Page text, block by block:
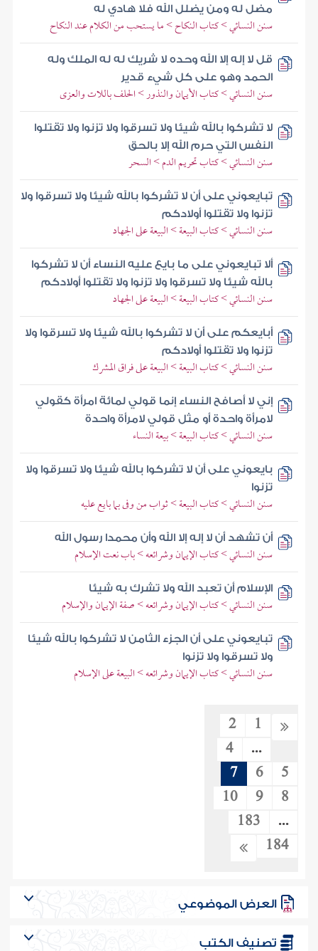
مضل له ومن يضلل الله فلا هادي له
سنن النسائي > كتاب النكاح > ما يستحب من الكلام عند النكاح
قل لا إله إلا الله وحده لا شريك له له الملك وله
الحمد وهو على كل شيء قدير
سنن النسائي > كتاب الأيمان والنذور > الحلف باللات والعزى
لا تشركوا بالله شيئا ولا تسرقوا ولا تزنوا ولا تقتلوا
النفس التي حرم الله إلا بالحق
سنن النسائي > كتاب تحريم الدم > السحر
تبايعوني على أن لا تشركوا بالله شيئا ولا تسرقوا ولا
تزنوا ولا تقتلوا أولادكم
سنن النسائي > كتاب البيعة > البيعة على الجهاد
ألا تبايعوني على ما بايع عليه النساء أن لا تشركوا
بالله شيئا ولا تسرقوا ولا تزنوا ولا تقتلوا أولادكم
سنن النسائي > كتاب البيعة > البيعة على الجهاد
أبايعكم على أن لا تشركوا بالله شيئا ولا تسرقوا ولا
تزنوا ولا تقتلوا أولادكم
سنن النسائي > كتاب البيعة > البيعة على فراق المشرك
إني لا أصافح النساء إنما قولي لمائة امرأة كقولي
لامرأة واحدة أو مثل قولي لامرأة واحدة
سنن النسائي > كتاب البيعة > بيعة النساء
بايعوني على أن لا تشركوا بالله شيئا ولا تسرقوا ولا
تزنوا
سنن النسائي > كتاب البيعة > ثواب من وفى بما بايع عليه
أن تشهد أن لا إله إلا الله وأن محمدا رسول الله
سنن النسائي > كتاب الإيمان وشرائعه > باب نعت الإسلام
الإسلام أن تعبد الله ولا تشرك به شيئا
سنن النسائي > كتاب الإيمان وشرائعه > صفة الإيمان والإسلام
تبايعوني على أن الجزء الثامن لا تشركوا بالله شيئا
ولا تسرقوا ولا تزنوا
سنن النسائي > كتاب الإيمان وشرائعه > البيعة على الإسلام
1
2
...
4
5
6
7
8
9
10
...
183
184
العرض الموضوعي
تصنيف الكتب